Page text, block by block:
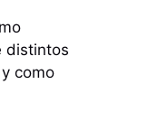
distintos
como